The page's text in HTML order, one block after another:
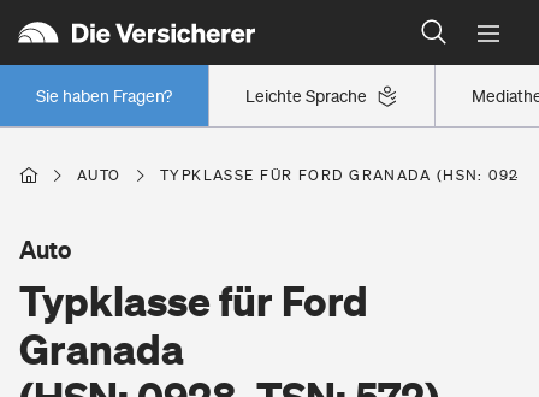
Leichte Sprache
Sie haben Fragen?
Wer versichert was: Jetzt Versicherer finden
Regionalklassen: So ist Ihre Region eingestuft
Wer versichert was: Jetzt Versicherer finden
Berufsunfähigkeitsversicherung
Wohnen
AUTO TYPKLASSE FÜR FORD GRANADA (HSN:
Typklasse für Ford
Granada
Auto